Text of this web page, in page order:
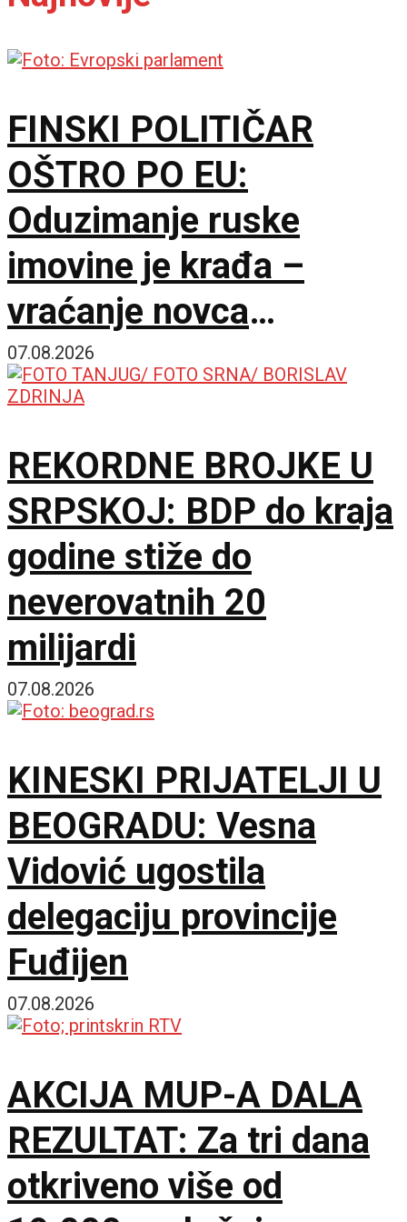
FINSKI POLITIČAR
OŠTRO PO EU:
Oduzimanje ruske
imovine je krađa –
vraćanje novca
omogućilo bi mir u
Ukrajini
07.08.2026
REKORDNE BROJKE U
SRPSKOJ: BDP do kraja
godine stiže do
neverovatnih 20
milijardi
07.08.2026
KINESKI PRIJATELJI U
BEOGRADU: Vesna
Vidović ugostila
delegaciju provincije
Fuđijen
07.08.2026
AKCIJA MUP-A DALA
REZULTAT: Za tri dana
otkriveno više od